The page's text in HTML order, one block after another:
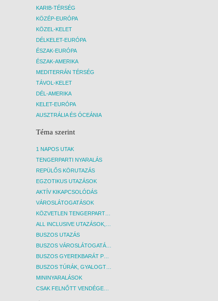
KARIB-TÉRSÉG
KÖZÉP-EURÓPA
KÖZEL-KELET
DÉLKELET-EURÓPA
ÉSZAK-EURÓPA
ÉSZAK-AMERIKA
MEDITERRÁN TÉRSÉG
TÁVOL-KELET
DÉL-AMERIKA
KELET-EURÓPA
AUSZTRÁLIA ÉS ÓCEÁNIA
Téma szerint
1 NAPOS UTAK
TENGERPARTI NYARALÁS
REPÜLŐS KÖRUTAZÁS
EGZOTIKUS UTAZÁSOK
AKTÍV KIKAPCSOLÓDÁS
VÁROSLÁTOGATÁSOK
KÖZVETLEN TENGERPARTI SZÁLLÁSOK
ALL INCLUSIVE UTAZÁSOK, NYARALÁSOK
BUSZOS UTAZÁS
BUSZOS VÁROSLÁTOGATÁSOK
BUSZOS GYEREKBARÁT PROGRAMOK
BUSZOS TÚRÁK, GYALOGTÚRÁK
MININYARALÁSOK
CSAK FELNŐTT VENDÉGEKET FOGADÓ SZÁLLÁSOK